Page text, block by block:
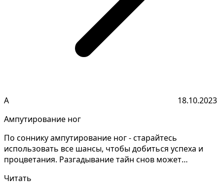
А
18.10.2023
Ампутирование ног
По соннику ампутирование ног - старайтесь
использовать все шансы, чтобы добиться успеха и
процветания. Разгадывание тайн снов может
Читать